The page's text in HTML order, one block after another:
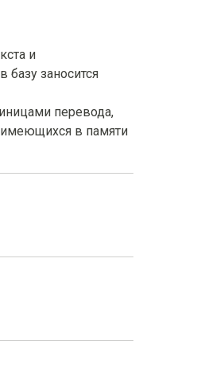
и
базу заносится
перевода,
имеющихся в памяти